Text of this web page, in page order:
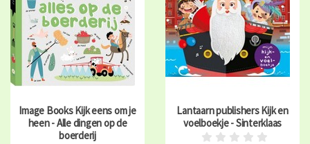
Image Books Kijk eens om je
heen - Alle dingen op de
boerderij
Lantaarn publishers Kijk en
voelboekje - Sinterklaas